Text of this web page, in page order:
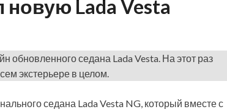
Lada Vesta
обновленного седана Lada Vesta. На этот раз
экстерьере в целом.
седана Lada Vesta NG, который вместе с